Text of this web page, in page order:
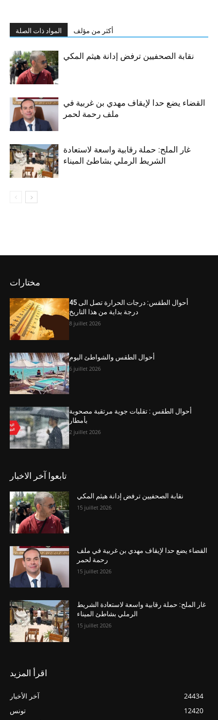
المواد ذات الصلة أكثر من مؤلف
نقابة الصحفيين ترفض إدانة هيثم المكي
القضاء يضع حدا لإيقاف مهدي بن غربية في
ملف رحمة لحمر
غار الملح: حملة رقابية واسعة لاستعادة
الشريط الرملي بشاطئ الميناء
مختارات
أحوال الطقس: درجات الحرارة تصل الى 45
درجة بداية من هذا التاريخ
8 juillet 2026
أحوال الطقس والشواطئ اليوم
6 juillet 2026
أحوال الطقس : تقلبات جوية مرتقبة مصحوبة
بأمطار
2 juillet 2026
تابعوا آخر الاخبار
نقابة الصحفيين ترفض إدانة هيثم المكي
15 juillet 2026
القضاء يضع حدا لإيقاف مهدي بن غربية في ملف
رحمة لحمر
15 juillet 2026
غار الملح: حملة رقابية واسعة لاستعادة الشريط
الرملي بشاطئ الميناء
15 juillet 2026
اقرأ المزيد
آخر الأخبار
24434
تونس
12420